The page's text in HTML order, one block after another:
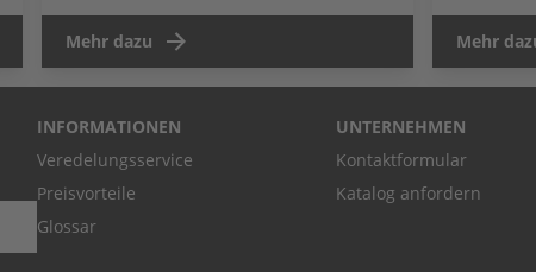
Mehr dazu Mehr
INFORMATIONEN
Veredelungsservice
Preisvorteile
Glossar
UNTERNEHMEN
Kontaktformular
Katalog anfordern